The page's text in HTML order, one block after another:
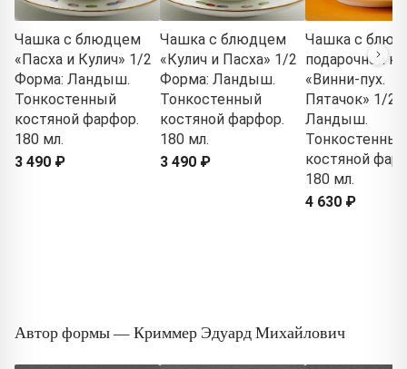
Чашка с блюдцем
«Пасха и Кулич» 1/2
Форма: Ландыш.
Тонкостенный
костяной фарфор.
180 мл.
3 490 ₽
Чашка с блюдцем
«Кулич и Пасха» 1/2
Форма: Ландыш.
Тонкостенный
костяной фарфор.
180 мл.
3 490 ₽
Чашка с
подарочной
«Винни-пух.
Пятачок» 1/2
Ландыш.
Тонкостенный
костяной
180 мл.
4 630 ₽
Автор формы — Криммер Эдуард Михайлович